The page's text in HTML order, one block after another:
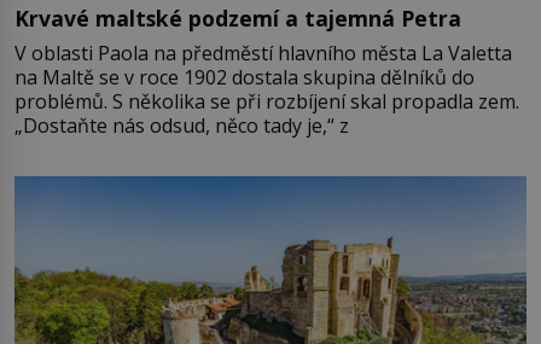
Krvavé maltské podzemí a tajemná Petra
V oblasti Paola na předměstí hlavního města La Valetta
na Maltě se v roce 1902 dostala skupina dělníků do
problémů. S několika se při rozbíjení skal propadla zem.
„Dostaňte nás odsud, něco tady je,“ z